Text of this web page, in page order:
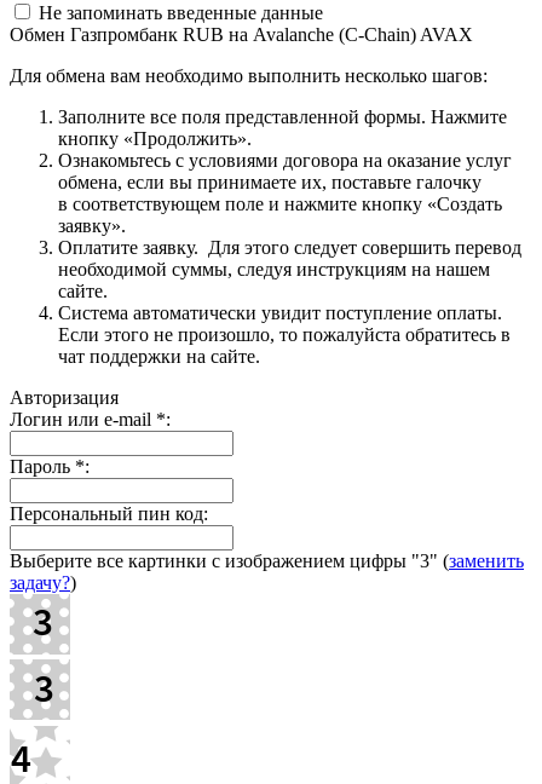
Не запоминать введенные данные
Обмен Газпромбанк RUB на Avalanche (C-Chain) AVAX
Для обмена вам необходимо выполнить несколько шагов:
Заполните все поля представленной формы. Нажмите
кнопку «Продолжить».
Ознакомьтесь с условиями договора на оказание услуг
обмена, если вы принимаете их, поставьте галочку
в соответствующем поле и нажмите кнопку «Создать
заявку».
Оплатите заявку. Для этого следует совершить перевод
необходимой суммы, следуя инструкциям на нашем
сайте.
Система автоматически увидит поступление оплаты.
Если этого не произошло, то пожалуйста обратитесь в
чат поддержки на сайте.
Авторизация
Логин или e-mail *:
Пароль *:
Персональный пин код:
Выберите все картинки с изображением цифры "3" (заменить
задачу?)